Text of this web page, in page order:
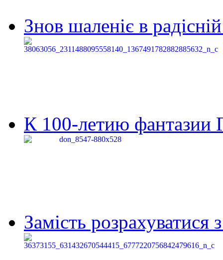
Знов шаленіє в
К 100-летию фантазии
Замість